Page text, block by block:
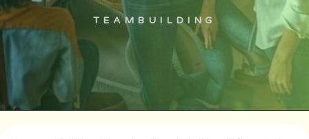
TEAMBUILDING